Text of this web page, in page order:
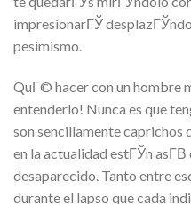
impresionarГЎ
pesimismo.
QuГ© hacer con un hombre
entenderlo! Nunca es que
son sencillamente caprichos
en la actualidad estГЎn asГ­В­
desaparecido. Tanto entre
durante el lapso que cada